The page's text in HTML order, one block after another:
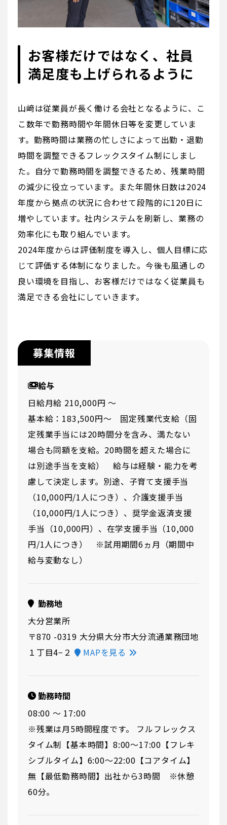
お客様だけではなく、社員
満足度も上げられるように
山﨑は従業員が長く働ける会社となるように、こ
こ数年で勤務時間や年間休日等を変更していま
す。勤務時間は業務の忙しさによって出勤・退勤
時間を調整できるフレックスタイム制にしまし
た。自分で勤務時間を調整できるため、残業時間
の減少に役立っています。また年間休日数は2024
年度から拠点の状況に合わせて段階的に120日に
増やしています。社内システムを刷新し、業務の
効率化にも取り組んでいます。
2024年度からは評価制度を導入し、個人目標に応
じて評価する体制になりました。今後も風通しの
良い環境を目指し、お客様だけではなく従業員も
満足できる会社にしていきます。
募集情報
給与
日給月給 210,000円 〜
基本給：183,500円～ 固定残業代支給（固
定残業⼿当には20時間分を含み、満たない
場合も同額を⽀給。20時間を超えた場合に
は別途⼿当を⽀給） 給与は経験・能力を考
慮して決定します。別途、子育て支援手当
（10,000円/1人につき）、介護支援手当
（10,000円/1人につき）、奨学金返済支援
手当（10,000円）、在学支援手当（10,000
円/1人につき） ※試用期間6ヵ月（期間中
給与変動なし）
勤務地
大分営業所
〒870 -0319 大分県大分市大分流通業務団地
１丁目4−２
MAPを見る
勤務時間
08:00 〜 17:00
※残業は月5時間程度です。 フルフレックス
タイム制【基本時間】8:00～17:00【フレキ
シブルタイム】6:00～22:00【コアタイム】
無【最低勤務時間】出社から3時間 ※休憩
60分。